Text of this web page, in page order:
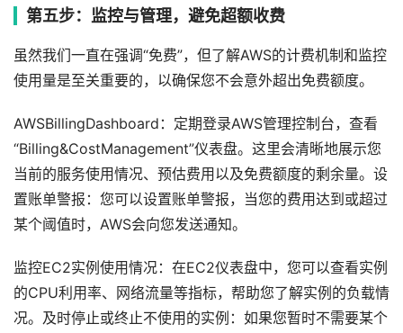
第五步：监控与管理，避免超额收费
虽然我们一直在强调“免费”，但了解AWS的计费机制和监控
使用量是至关重要的，以确保您不会意外超出免费额度。
AWSBillingDashboard：定期登录AWS管理控制台，查看
“Billing&CostManagement”仪表盘。这里会清晰地展示您
当前的服务使用情况、预估费用以及免费额度的剩余量。设
置账单警报：您可以设置账单警报，当您的费用达到或超过
某个阈值时，AWS会向您发送通知。
监控EC2实例使用情况：在EC2仪表盘中，您可以查看实例
的CPU利用率、网络流量等指标，帮助您了解实例的负载情
况。及时停止或终止不使用的实例：如果您暂时不需要某个